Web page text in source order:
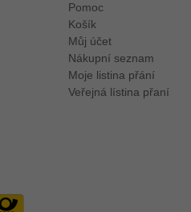
Pomoc
Košík
Můj účet
Nákupní seznam
Moje listina přání
Veřejná lístina přaní